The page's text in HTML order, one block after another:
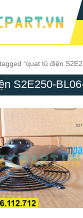
“quạt tủ điện
S2E250-